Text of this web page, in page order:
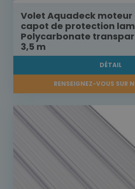
Volet Aquadeck
capot de protection
Polycarbonate
3,5 m
DÉTAIL
RENSEIGNEZ-VOUS SUR